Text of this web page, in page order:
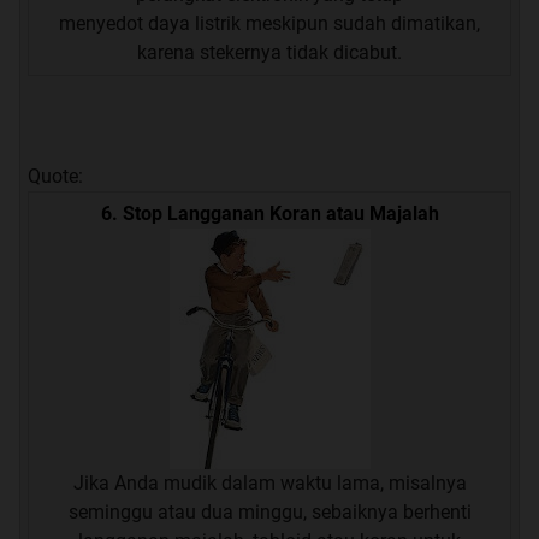
menyedot daya listrik meskipun sudah dimatikan,
karena stekernya tidak dicabut.
Quote:
6. Stop Langganan Koran atau Majalah
Jika Anda mudik dalam waktu lama, misalnya
seminggu atau dua minggu, sebaiknya berhenti